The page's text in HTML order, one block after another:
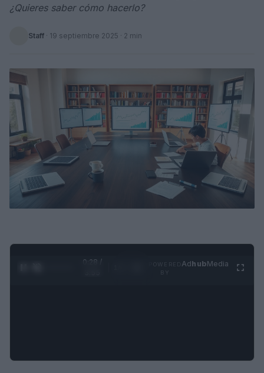
¿Quieres saber cómo hacerlo?
Staff · 19 septiembre 2025 · 2 min
0:28 /
AdhubMedia